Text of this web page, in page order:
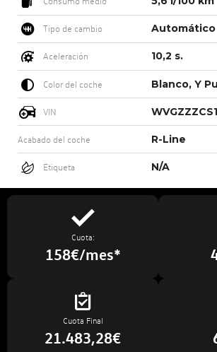
Tipo de cambio Automático
Aceleración 10,2 s.
Color del coche Blanco, Y
VIN
Acabado del coche R-Line
Etiqueta N/A
Cuota:
158€/mes*
Cuota Final
21.483,28€